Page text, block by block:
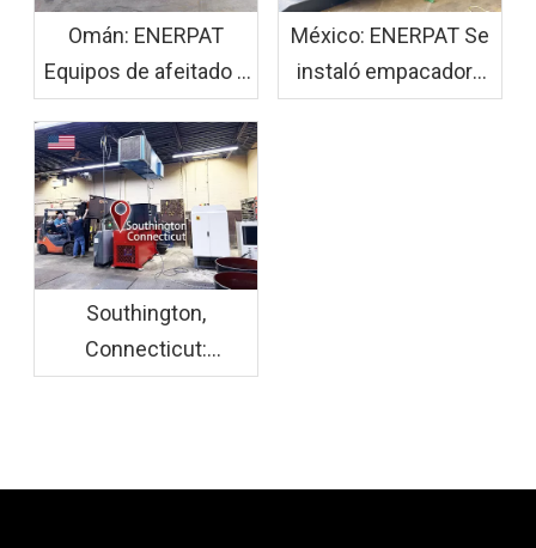
Omán: ENERPAT
Equipos de afeitado y
ensacado de madera
EWS30 + HBA-B90
instalados
México: ENERPAT Se
instaló empacadora
de botellas de
Southington,
Connecticut:
ENERPAT Se instaló el
F800+BM1090